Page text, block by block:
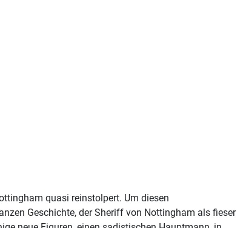
quasi reinstolpert. Um diesen
Geschichte, der Sheriff von Nottingham als fieser